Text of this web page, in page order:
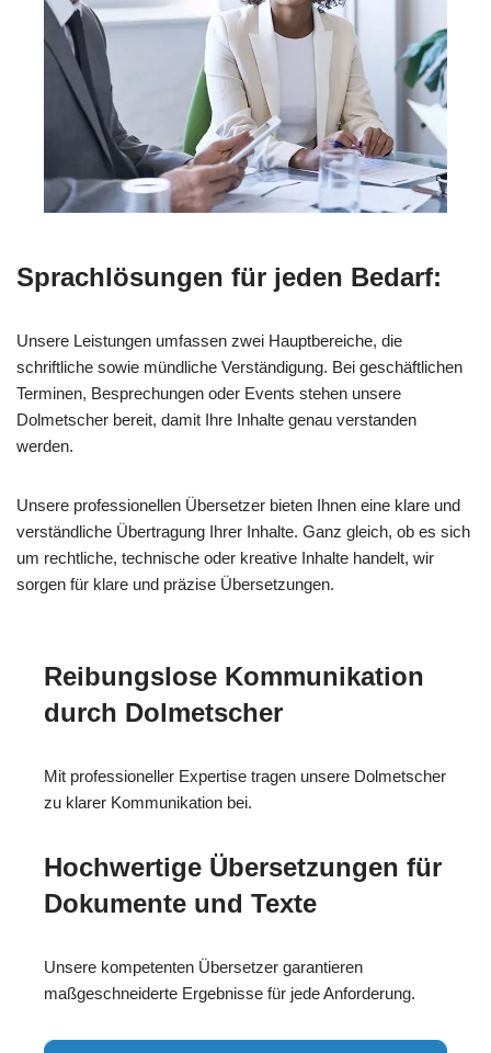
Sprachlösungen für jeden Bedarf:
Unsere Leistungen umfassen zwei Hauptbereiche, die
schriftliche sowie mündliche Verständigung. Bei geschäftlichen
Terminen, Besprechungen oder Events stehen unsere
Dolmetscher bereit, damit Ihre Inhalte genau verstanden
werden.
Unsere professionellen Übersetzer bieten Ihnen eine klare und
verständliche Übertragung Ihrer Inhalte. Ganz gleich, ob es sich
um rechtliche, technische oder kreative Inhalte handelt, wir
sorgen für klare und präzise Übersetzungen.
Reibungslose Kommunikation
durch Dolmetscher
Mit professioneller Expertise tragen unsere Dolmetscher
zu klarer Kommunikation bei.
Hochwertige Übersetzungen für
Dokumente und Texte
Unsere kompetenten Übersetzer garantieren
maßgeschneiderte Ergebnisse für jede Anforderung.